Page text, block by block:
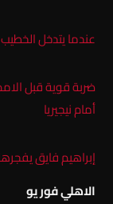
عندما يتدخل
ضربة قوية قبل
أمام نيجيريا
إبراهيم فايق
الاهلي فور يو